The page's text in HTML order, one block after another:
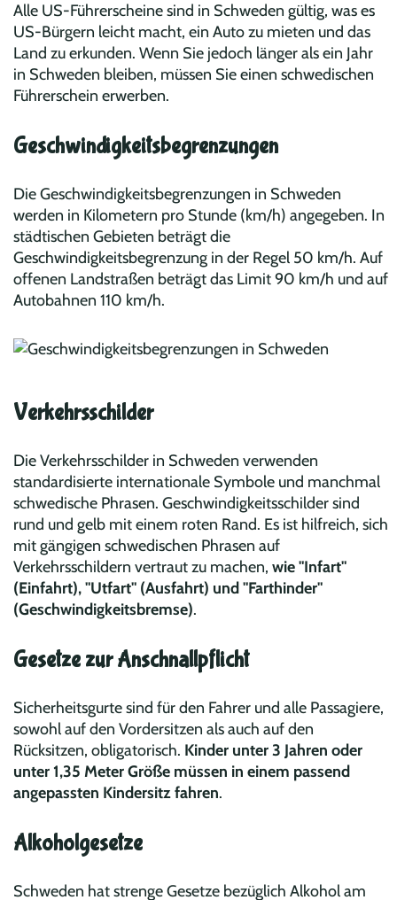
Alle US-Führerscheine sind in Schweden gültig, was es
US-Bürgern leicht macht, ein Auto zu mieten und das
Land zu erkunden. Wenn Sie jedoch länger als ein Jahr
in Schweden bleiben, müssen Sie einen schwedischen
Führerschein erwerben.
Geschwindigkeitsbegrenzungen
Die Geschwindigkeitsbegrenzungen in Schweden
werden in Kilometern pro Stunde (km/h) angegeben. In
städtischen Gebieten beträgt die
Geschwindigkeitsbegrenzung in der Regel 50 km/h. Auf
offenen Landstraßen beträgt das Limit 90 km/h und auf
Autobahnen 110 km/h.
Verkehrsschilder
Die Verkehrsschilder in Schweden verwenden
standardisierte internationale Symbole und manchmal
schwedische Phrasen. Geschwindigkeitsschilder sind
rund und gelb mit einem roten Rand. Es ist hilfreich, sich
mit gängigen schwedischen Phrasen auf
Verkehrsschildern vertraut zu machen, wie "Infart"
(Einfahrt), "Utfart" (Ausfahrt) und "Farthinder"
(Geschwindigkeitsbremse).
Gesetze zur Anschnallpflicht
Sicherheitsgurte sind für den Fahrer und alle Passagiere,
sowohl auf den Vordersitzen als auch auf den
Rücksitzen, obligatorisch. Kinder unter 3 Jahren oder
unter 1,35 Meter Größe müssen in einem passend
angepassten Kindersitz fahren.
Alkoholgesetze
Schweden hat strenge Gesetze bezüglich Alkohol am